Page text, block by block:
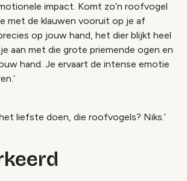
impact. Komt zo’n roofvogel
met de klauwen vooruit op je af
op jouw hand, het dier blijkt heel
aan met die grote priemende ogen en
hand. Je ervaart de intense emotie
liefste doen, die roofvogels? Niks.’